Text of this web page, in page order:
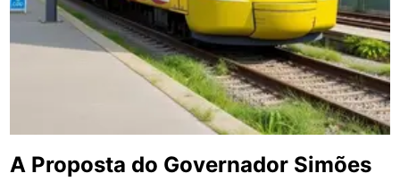
A Proposta do Governador Simões